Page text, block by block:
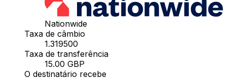
Nationwide
Taxa de câmbio
1.319500
Taxa de transferência
15.00 GBP
O destinatário recebe